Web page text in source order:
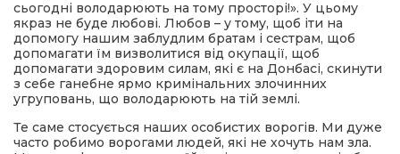
сьогодні володарюють на тому просторі!». У цьому
якраз не буде любові. Любов – у тому, щоб іти на
допомогу нашим заблудлим братам і сестрам, щоб
допомагати їм визволитися від окупації, щоб
допомагати здоровим силам, які є на Донбасі, скинути
з себе ганебне ярмо кримінальних злочинних
угруповань, що володарюють на тій землі.
Те саме стосується наших особистих ворогів. Ми дуже
часто робимо ворогами людей, які не хочуть нам зла.